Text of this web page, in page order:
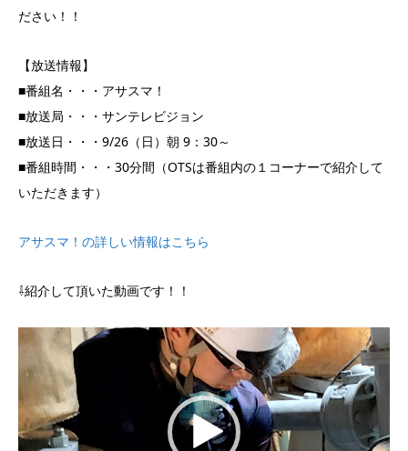
ださい！！
【放送情報】
■番組名・・・アサスマ！
■放送局・・・サンテレビジョン
■放送日・・・9/26（日）朝 9：30～
■番組時間・・・30分間（OTSは番組内の１コーナーで紹介して
いただきます）
アサスマ！の詳しい情報はこちら
⇩紹介して頂いた動画です！！
動
画
レ
ヤ
ー